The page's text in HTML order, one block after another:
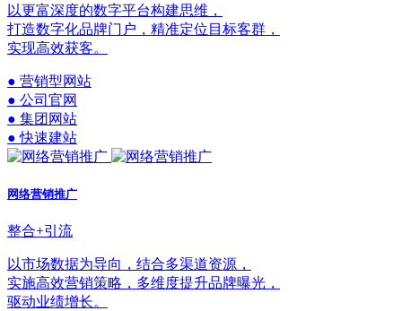
以更富深度的数字平台构建思维，
打造数字化品牌门户，精准定位目标客群，
实现高效获客。
● 营销型网站
● 公司官网
● 集团网站
● 快速建站
网络营销推广
整合+引流
以市场数据为导向，结合多渠道资源，
实施高效营销策略，多维度提升品牌曝光，
驱动业绩增长。